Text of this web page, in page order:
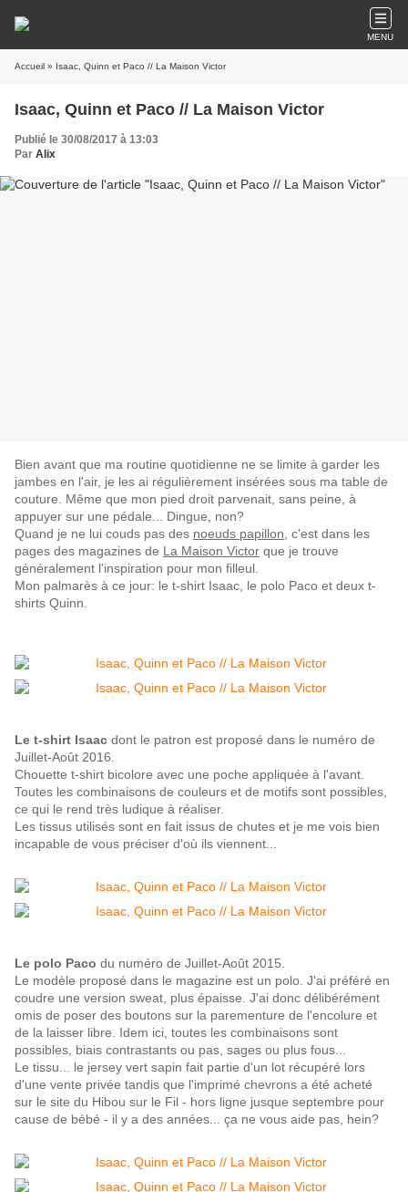
MENU
Accueil » Isaac, Quinn et Paco // La Maison Victor
Isaac, Quinn et Paco // La Maison Victor
Publié le 30/08/2017 à 13:03
Par Alix
Bien avant que ma routine quotidienne ne se limite à garder les
jambes en l'air, je les ai régulièrement insérées sous ma table de
couture. Même que mon pied droit parvenait, sans peine, à
appuyer sur une pédale... Dingue, non?
Quand je ne lui couds pas des noeuds papillon , c'est dans les
pages des magazines de La Maison Victor que je trouve
généralement l'inspiration pour mon filleul.
Mon palmarès à ce jour: le t-shirt Isaac, le polo Paco et deux t-
shirts Quinn.
Le t-shirt Isaac dont le patron est proposé dans le numéro de
Juillet-Août 2016.
Chouette t-shirt bicolore avec une poche appliquée à l'avant.
Toutes les combinaisons de couleurs et de motifs sont possibles,
ce qui le rend très ludique à réaliser.
Les tissus utilisés sont en fait issus de chutes et je me vois bien
incapable de vous préciser d'où ils viennent...
Le polo Paco du numéro de Juillet-Août 2015.
Le modèle proposé dans le magazine est un polo. J'ai préféré en
coudre une version sweat, plus épaisse. J'ai donc délibérément
omis de poser des boutons sur la parementure de l'encolure et
de la laisser libre. Idem ici, toutes les combinaisons sont
possibles, biais contrastants ou pas, sages ou plus fous...
Le tissu... le jersey vert sapin fait partie d'un lot récupéré lors
d'une vente privée tandis que l'imprimé chevrons a été acheté
sur le site du Hibou sur le Fil - hors ligne jusque septembre pour
cause de bébé - il y a des années... ça ne vous aide pas, hein?